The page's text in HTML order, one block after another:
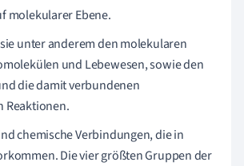
molekularer Ebene.
unter anderem den molekularen
und Lebewesen, sowie den
die damit verbundenen
Reaktionen.
chemische Verbindungen, die in
Die vier größten Gruppen der